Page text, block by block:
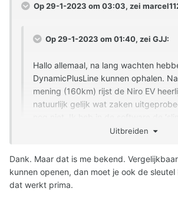
Op 29-1-2023 om 03:03, zei
Op 29-1-2023 om 01:40, zei GJJ:
Hallo allemaal, na lang wachten
DynamicPlusLine kunnen ophalen.
mening (160km) rijst de Niro EV
natuurlijk gelijk wat zaken
automatische achterklep’ wel aan
open, al blijf ik 10 seconden daar
heeft iemand een idee?Uitbreiden
Je moet wel de sleutel bij je hebben
Uitbreiden
Dank. Maar dat is me bekend.
kunnen openen, dan moet je ook de sleutel
dat werkt prima.